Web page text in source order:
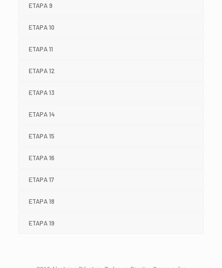
ETAPA 9
ETAPA 10
ETAPA 11
ETAPA 12
ETAPA 13
ETAPA 14
ETAPA 15
ETAPA 16
ETAPA 17
ETAPA 18
ETAPA 19